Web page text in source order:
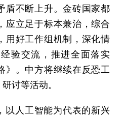
盾不断上升。金砖国家都
应立足于标本兼治，综合
用好工作组机制，深化情
验交流，推进全面落实
》。中方将继续在反恐工
讨等活动。
以人工智能为代表的新兴